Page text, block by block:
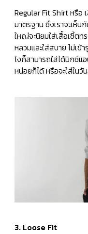
Regular Fit Shirt หรือ
มาตรฐาน ซึ่งเราจะเห็น
ใหญ่จะนิยมใส่เสื้อเชิ้ตท
หลวมและใส่สบาย ไม่เข้
ไงก็สามารถใส่ได้มิกซ์แ
หน่อยก็ได้ หรือจะใส่ในวั
3. Loose Fit